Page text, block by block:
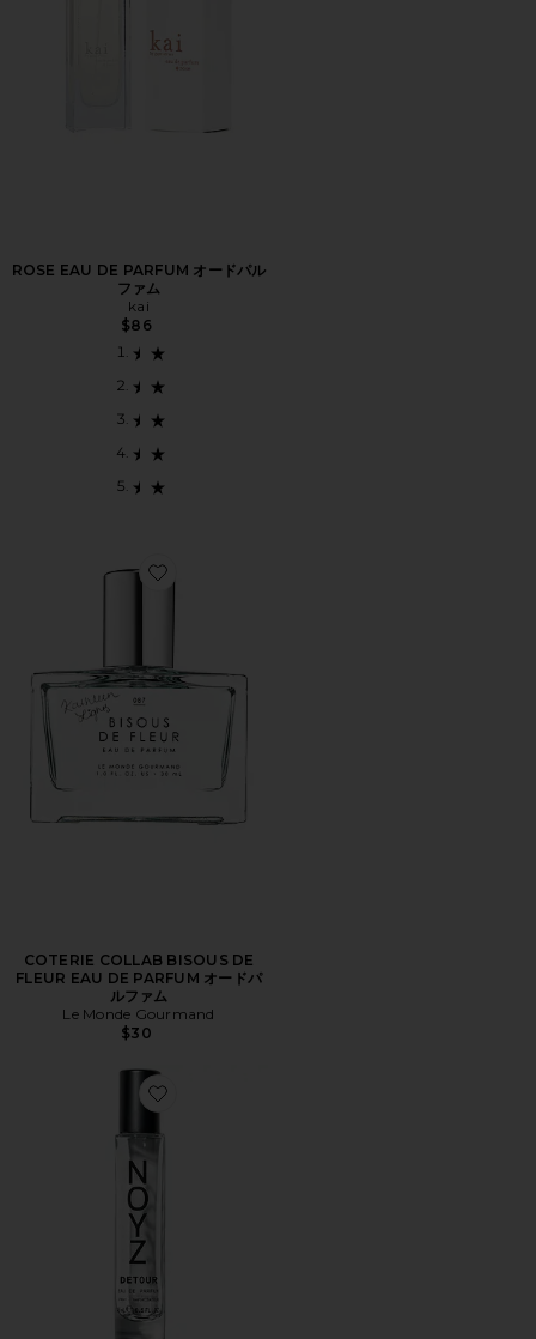
ROSE EAU DE PARFUM オードパル
ファム
kai
$86
Favorite COTERIE COLLAB BISOUS DE FLEUR EAU
COTERIE COLLAB BISOUS DE
FLEUR EAU DE PARFUM オードパ
ルファム
Le Monde Gourmand
$30
Favorite DETOUR オードパルファム